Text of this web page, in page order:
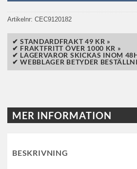
Artikelnr: CEC9120182
✔ STANDARDFRAKT 49 KR »
✔ FRAKTFRITT ÖVER 1000 KR »
✔ LAGERVAROR SKICKAS INOM
✔ WEBBLAGER BETYDER
MER INFORMATION
BESKRIVNING